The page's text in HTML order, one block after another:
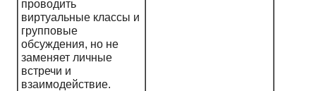
проводить
виртуальные классы и
групповые
обсуждения, но не
заменяет личные
встречи и
взаимодействие.